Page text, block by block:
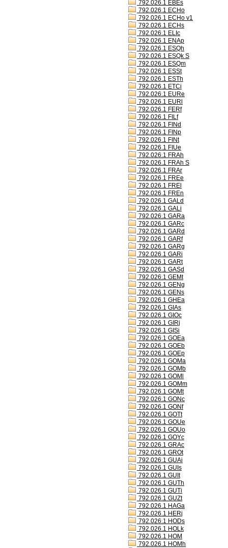
792.026.1 EBEs
792.026.1 ECHo
792.026.1 ECHo v1
792.026.1 ECHs
792.026.1 ELIc
792.026.1 ENAp
792.026.1 ESQh
792.026.1 ESQk S
792.026.1 ESQm
792.026.1 ESSt
792.026.1 ESTh
792.026.1 ETCi
792.026.1 EURe
792.026.1 EURl
792.026.1 FERf
792.026.1 FILf
792.026.1 FINd
792.026.1 FINp
792.026.1 FINt
792.026.1 FIUe
792.026.1 FRAh
792.026.1 FRAh S
792.026.1 FRAr
792.026.1 FREe
792.026.1 FREl
792.026.1 FREn
792.026.1 GALd
792.026.1 GALi
792.026.1 GARa
792.026.1 GARc
792.026.1 GARd
792.026.1 GARf
792.026.1 GARg
792.026.1 GARi
792.026.1 GARt
792.026.1 GASd
792.026.1 GEMt
792.026.1 GENg
792.026.1 GENs
792.026.1 GHEa
792.026.1 GIAs
792.026.1 GIOc
792.026.1 GIRj
792.026.1 GISi
792.026.1 GOEa
792.026.1 GOEb
792.026.1 GOEp
792.026.1 GOMa
792.026.1 GOMb
792.026.1 GOMl
792.026.1 GOMm
792.026.1 GOMt
792.026.1 GONc
792.026.1 GONf
792.026.1 GOTt
792.026.1 GOUe
792.026.1 GOUo
792.026.1 GOYc
792.026.1 GRAc
792.026.1 GROt
792.026.1 GUAi
792.026.1 GUIs
792.026.1 GUIt
792.026.1 GUTh
792.026.1 GUTi
792.026.1 GUZt
792.026.1 HAGa
792.026.1 HERj
792.026.1 HODs
792.026.1 HOLk
792.026.1 HOM
792.026.1 HOMh